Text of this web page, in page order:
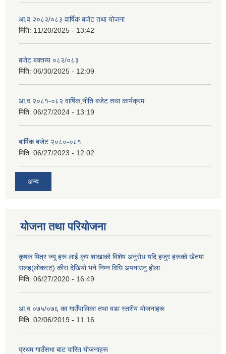
आ.व २०८२/०८३ वार्षिक बजेट तथा योजना
मिति: 11/20/2025 - 13:42
बजेट बक्तब्य ०८२/०८३
मिति: 06/30/2025 - 12:09
आ.व २०८१-०८२ वार्षिक,नीति बजेट तथा कार्यक्रम
मिति: 06/27/2024 - 13:19
बार्षिक बजेट २०८०-०८१
मिति: 06/27/2023 - 12:02
अन्य
योजना तथा परियोजना
कृषक मित्र ज्यू हरू लाई कृष शाखाकाे विशेष अनुराेध यदि हजुर हरूकाे खेतमा
सलह(लाेकस्ट) कीरा देखियाे भने निम्न विधि अपनाउनु हाेला
मिति: 06/27/2020 - 16:49
आ‍.व ०७५/०७६ का गाउँपालिका तथा वडा स्तरीय याेजनाहरू
मिति: 02/06/2019 - 11:16
प्रथम गाउँसभा बाट पारित याेजनाहरू